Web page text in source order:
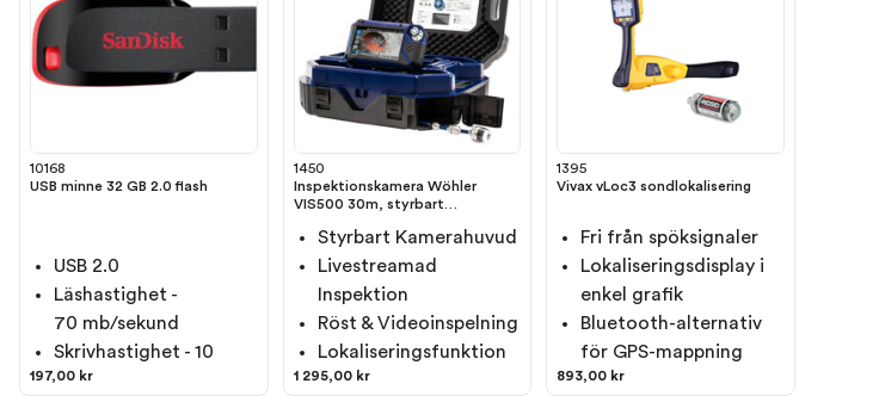
10168
USB minne 32 GB 2.0 flash
USB 2.0
Läshastighet -
70 mb/sekund
Skrivhastighet - 10
197,00 kr
1450
Inspektionskamera Wöhler
VIS500 30m, styrbart
sändare för lokalisering
Styrbart Kamerahuvud
Livestreamad
Inspektion
Röst & Videoinspelning
Lokaliseringsfunktion
1 295,00 kr
1395
Vivax vLoc3 sondlokalisering
Fri från spöksignaler
Lokaliseringsdisplay i
enkel grafik
Bluetooth-alternativ
för GPS-mappning
893,00 kr